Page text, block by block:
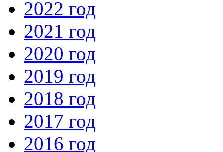
2022 год
2021 год
2020 год
2019 год
2018 год
2017 год
2016 год